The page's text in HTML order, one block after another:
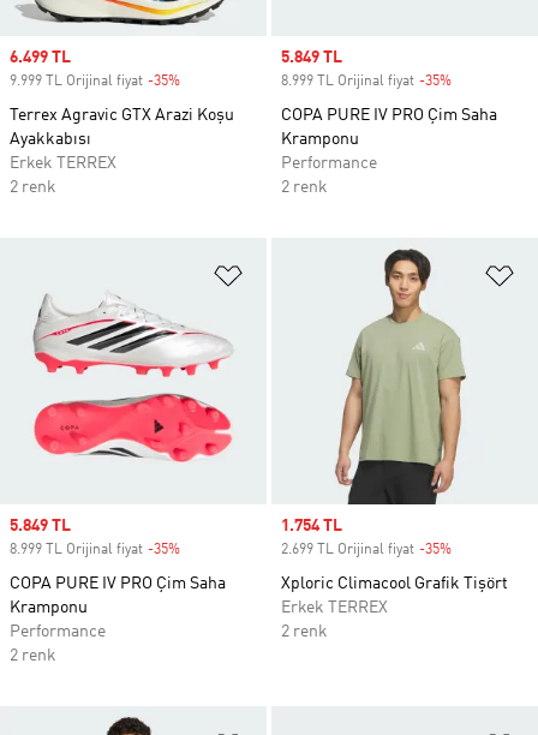
Sale price
6.499 TL
9.999 TL Orijinal fiyat -35%
Terrex Agravic GTX Arazi Koşu
Ayakkabısı
Erkek TERREX
2 renk
Sale price
5.849 TL
8.999 TL Orijinal fiyat -35%
COPA PURE IV PRO Çim Saha
Kramponu
Performance
2 renk
Favori Listesine Ekle
Sale price
5.849 TL
8.999 TL Orijinal fiyat -35%
COPA PURE IV PRO Çim Saha
Kramponu
Performance
2 renk
Sale price
1.754 TL
2.699 TL Orijinal fiyat -35%
Xploric Climacool Grafik Tişört
Erkek TERREX
2 renk